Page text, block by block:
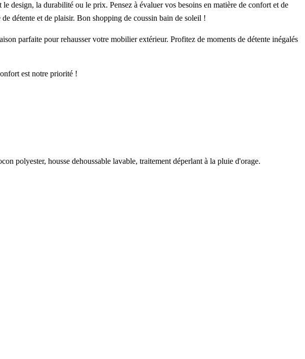
design, la durabilité ou le prix. Pensez à évaluer vos besoins en matière de confort et de
détente et de plaisir. Bon shopping de coussin bain de soleil !
parfaite pour rehausser votre mobilier extérieur. Profitez de moments de détente inégalés
est notre priorité !
polyester, housse dehoussable lavable, traitement déperlant à la pluie d'orage.